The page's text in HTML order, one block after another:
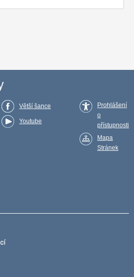
Větší šance
Youtube
Prohlášení
o
přístupnosti
Mapa
Stránek